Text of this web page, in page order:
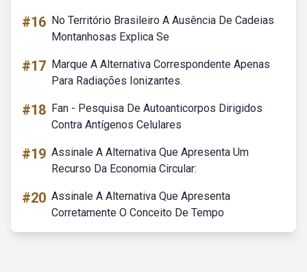
#16 No Território Brasileiro A Ausência De Cadeias
Montanhosas Explica Se
#17 Marque A Alternativa Correspondente Apenas
Para Radiações Ionizantes.
#18 Fan - Pesquisa De Autoanticorpos Dirigidos
Contra Antígenos Celulares
#19 Assinale A Alternativa Que Apresenta Um
Recurso Da Economia Circular:
#20 Assinale A Alternativa Que Apresenta
Corretamente O Conceito De Tempo